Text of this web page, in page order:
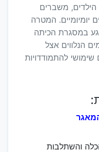
הילדים, משברים
יומיומיים. המטרה
במסגרת הכיתה
הנלווים אצל
שימושי להתמודדויות
והשתלבות